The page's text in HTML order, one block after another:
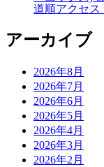
道順アクセス
アーカイブ
2026年8月
2026年7月
2026年6月
2026年5月
2026年4月
2026年3月
2026年2月